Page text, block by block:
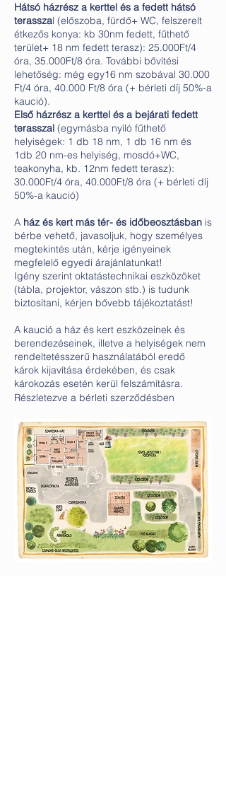
Hátsó házrész a kerttel és a fedett hátsó
terasszal (előszoba, fürdő+ WC, felszerelt
étkezős konya: kb 30nm fedett, fűthető
terület+ 18 nm fedett terasz): 25.000Ft/4
óra, 35.000Ft/8 óra. További bővítési
lehetőség: még egy16 nm szobával 30.000
Ft/4 óra, 40.000 Ft/8 óra (+ bérleti díj 50%-a
kaució).
Első házrész a kerttel és a bejárati fedett
terasszal (egymásba nyíló fűthető
helyiségek: 1 db 18 nm, 1 db 16 nm és
1db 20 nm-es helyiség, mosdó+WC,
teakonyha, kb. 12nm fedett terasz):
30.000Ft/4 óra, 40.000Ft/8 óra (+ bérleti díj
50%-a kaució)
A ház és kert más tér- és időbeosztásban is
bérbe vehető, javasoljuk, hogy személyes
megtekintés után, kérje igényeinek
megfelelő egyedi árajánlatunkat!
Igény szerint oktatástechnikai eszközöket
(tábla, projektor, vászon stb.) is tudunk
biztosítani, kérjen bővebb tájékoztatást!
A kaució a ház és kert eszközeinek és
berendezéseinek, illetve a helyiségek nem
rendeltetésszerű használatából eredő
károk kijavítása érdekében, és csak
károkozás esetén kerül felszámításra.
Részletezve a bérleti szerződésben